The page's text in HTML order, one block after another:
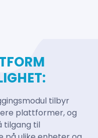
tilbyr
plattformer, og
tilgang til